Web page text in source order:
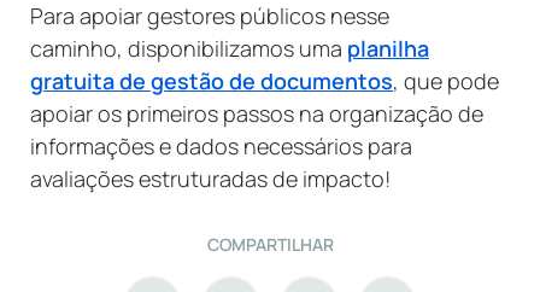
Para apoiar gestores públicos nesse
caminho, disponibilizamos uma planilha
gratuita de gestão de documentos, que pode
apoiar os primeiros passos na organização de
informações e dados necessários para
avaliações estruturadas de impacto!
COMPARTILHAR